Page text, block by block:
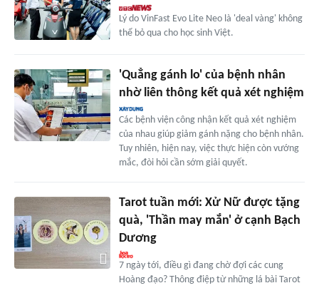
Lý do VinFast Evo Lite Neo là 'deal vàng' không
thể bỏ qua cho học sinh Việt.
'Quẳng gánh lo' của bệnh nhân
nhờ liên thông kết quả xét nghiệm
Các bệnh viện công nhận kết quả xét nghiệm
của nhau giúp giảm gánh nặng cho bệnh nhân.
Tuy nhiên, hiện nay, việc thực hiện còn vướng
mắc, đòi hỏi cần sớm giải quyết.
Tarot tuần mới: Xử Nữ được tặng
quà, 'Thần may mắn' ở cạnh Bạch
Dương
7 ngày tới, điều gì đang chờ đợi các cung
Hoàng đạo? Thông điệp từ những lá bài Tarot